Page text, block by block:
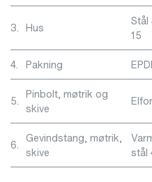
3. Hus
Stål
15
4. Pakning
5. Pinbolt, møtrik og
skive
6. Gevindstang, møtrik,
skive
stål